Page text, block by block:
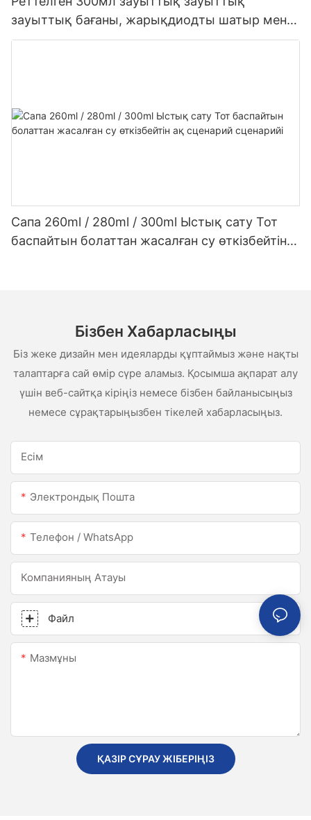
зауыттық бағаны, жарықдиодты шатыр мен
сірі сірі сетикалық силикон герметикасы үшін
Сапа 260ml / 280ml / 300ml Ыстық сату Тот
баспайтын болаттан жасалған су өткізбейтін
Бізбен Хабарласыңы
Біз жеке дизайн мен идеяларды құптаймыз және нақты
талаптарға сай өмір сүре аламыз. Қосымша ақпарат алу
үшін веб-сайтқа кіріңіз немесе бізбен байланысыңыз
немесе сұрақтарыңызбен тікелей хабарласыңыз.
Есім
Электрондық Пошта
Телефон / WhatsApp
Компанияның Атауы
Файл
Мазмұны
ҚАЗІР СҰРАУ ЖІБЕРІҢІЗ